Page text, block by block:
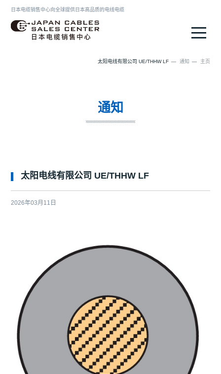
日本电缆销售中心向全球提供日本高品质的电线电缆
主页
通知
太阳电线有限公司 UE/THHW LF
通知
太阳电线有限公司 UE/THHW LF
2026年03月11日